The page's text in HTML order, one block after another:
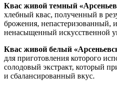
Квас живой темный
хлебный квас, полученный в
брожения, непастеризованный,
ненасыщенный искусственной
Квас живой белый
для приготовления которого
солодовый экстракт, который
и сбалансированный вкус.